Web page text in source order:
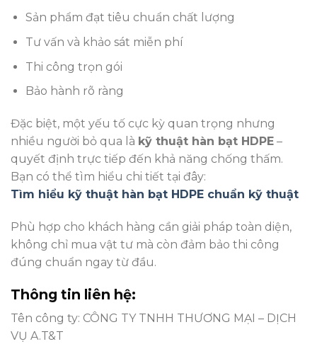
Sản phẩm đạt tiêu chuẩn chất lượng
Tư vấn và khảo sát miễn phí
Thi công trọn gói
Bảo hành rõ ràng
Đặc biệt, một yếu tố cực kỳ quan trọng nhưng
nhiều người bỏ qua là kỹ thuật hàn bạt HDPE –
quyết định trực tiếp đến khả năng chống thấm.
Bạn có thể tìm hiểu chi tiết tại đây:
Tìm hiểu kỹ thuật hàn bạt HDPE chuẩn kỹ thuật
Phù hợp cho khách hàng cần giải pháp toàn diện,
không chỉ mua vật tư mà còn đảm bảo thi công
đúng chuẩn ngay từ đầu.
Thông tin liên hệ:
Tên công ty: CÔNG TY TNHH THƯƠNG MẠI – DỊCH
VỤ A.T&T